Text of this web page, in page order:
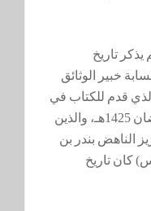
ولم يذكر تاريخ
خبير الوثائق
قدم للكتاب في
4 صفحات أرخ ذلك في شهر رمضان 1425هـ، والذين
الناهض بندر بن
كان تاريخ